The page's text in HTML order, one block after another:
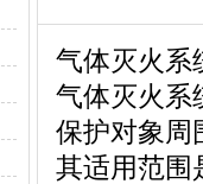
气体灭火系
气体灭火系
保护对象周
其适用范围